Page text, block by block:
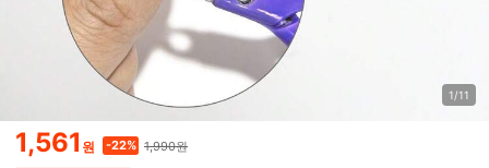
1/11
1,561 원 -22% 1,990원